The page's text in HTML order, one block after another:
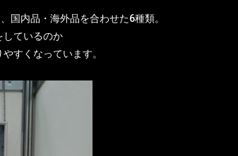
国内品・海外品を合わせた6種類。
しているのか
すくなっています。